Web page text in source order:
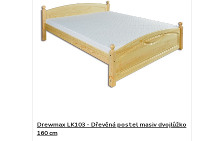
Drewmax LK103 - Dřevěná postel masiv dvojlůžko
160 cm